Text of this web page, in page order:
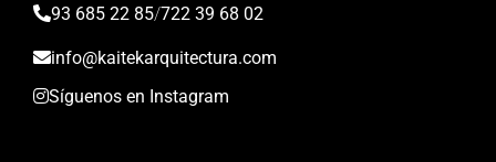
93 685 22 85/722 39 68 02
info@kaitekarquitectura.com
Síguenos en Instagram